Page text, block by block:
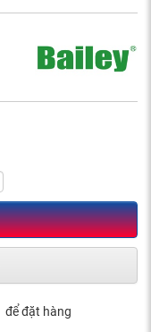
để đặt hàng